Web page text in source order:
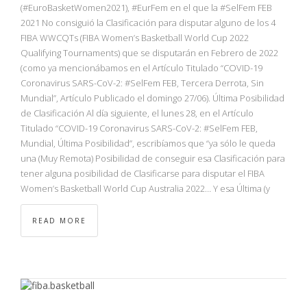
(#EuroBasketWomen2021), #EurFem en el que la #SelFem FEB
2021 No consiguió la Clasificación para disputar alguno de los 4
FIBA WWCQTs (FIBA Women’s Basketball World Cup 2022
Qualifying Tournaments) que se disputarán en Febrero de 2022
(como ya mencionábamos en el Artículo Titulado “COVID-19
Coronavirus SARS-CoV-2: #SelFem FEB, Tercera Derrota, Sin
Mundial”, Artículo Publicado el domingo 27/06). Última Posibilidad
de Clasificación Al día siguiente, el lunes 28, en el Artículo
Titulado “COVID-19 Coronavirus SARS-CoV-2: #SelFem FEB,
Mundial, Última Posibilidad”, escribíamos que “ya sólo le queda
una (Muy Remota) Posibilidad de conseguir esa Clasificación para
tener alguna posibilidad de Clasificarse para disputar el FIBA
Women’s Basketball World Cup Australia 2022… Y esa Última (y
READ MORE